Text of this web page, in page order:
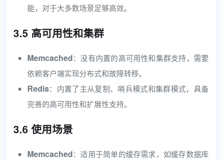
能，对于大多数场景足够高效。
3.5 高可用性和集群
Memcached：没有内置的高可用性和集群支持，需要
依赖客户端实现分布式和故障转移。
Redis：内置了主从复制、哨兵模式和集群模式，具备
完善的高可用性和扩展性支持。
3.6 使用场景
Memcached：适用于简单的缓存需求，如缓存数据库